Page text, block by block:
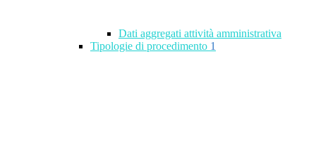
Dati aggregati attività amministrativa
Tipologie di procedimento 1